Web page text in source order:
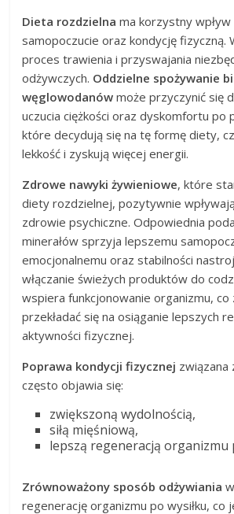
Dieta rozdzielna ma korzystny wpływ
samopoczucie oraz kondycję fizyczną.
proces trawienia i przyswajania
odżywczych. Oddzielne spożywanie
węglowodanów może przyczynić się
uczucia ciężkości oraz dyskomfortu po
które decydują się na tę formę diety,
lekkość i zyskują więcej energii.
Zdrowe nawyki żywieniowe, które
diety rozdzielnej, pozytywnie
zdrowie psychiczne. Odpowiednia
minerałów sprzyja lepszemu
emocjonalnemu oraz stabilności
włączanie świeżych produktów do
wspiera funkcjonowanie organizmu, co
przekładać się na osiąganie lepszych
aktywności fizycznej.
Poprawa kondycji fizycznej związana
często objawia się:
zwiększoną wydolnością,
siłą mięśniową,
lepszą regeneracją organizmu
Zrównoważony sposób odżywiania
regenerację organizmu po wysiłku, co